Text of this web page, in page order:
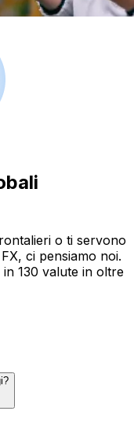
o ti servono
ci pensiamo noi.
130 valute in oltre